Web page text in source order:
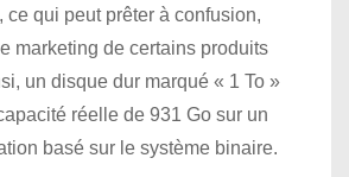
ce qui peut prêter à confusion,
marketing de certains produits
un disque dur marqué « 1 To »
réelle de 931 Go sur un
basé sur le système binaire.